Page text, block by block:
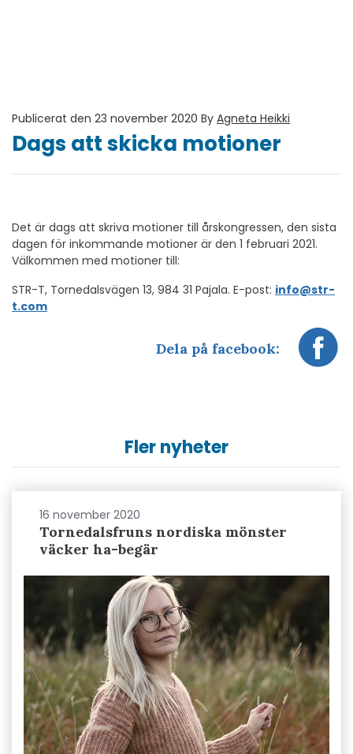
Publicerat den 23 november 2020 By Agneta Heikki
Dags att skicka motioner
Det är dags att skriva motioner till årskongressen, den sista
dagen för inkommande motioner är den 1 februari 2021.
Välkommen med motioner till:
STR-T, Tornedalsvägen 13, 984 31 Pajala. E-post: info@str-
t.com
Dela på facebook:
Fler nyheter
16 november 2020
Tornedalsfruns nordiska mönster
väcker ha-begär